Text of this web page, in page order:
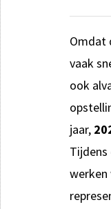
Omdat
vaak
ook
jaar,
werken